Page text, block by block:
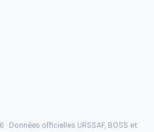
· Données officielles URSSAF, BOSS et